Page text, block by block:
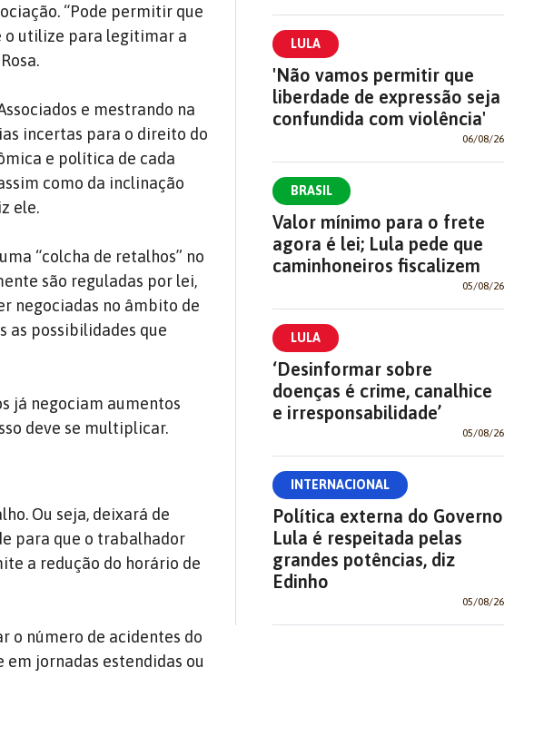
“Pode permitir que
o utilize para legitimar a
e mestrando na
incertas para o direito do
e política de cada
como da inclinação
ele.
“colcha de retalhos” no
são reguladas por lei,
negociadas no âmbito de
as possibilidades que
já negociam aumentos
deve se multiplicar.
Ou seja, deixará de
para que o trabalhador
a redução do horário de
o número de acidentes do
jornadas estendidas ou
LULA
'Não vamos permitir que
liberdade de expressão seja
confundida com violência'
06/08/26
BRASIL
Valor mínimo para o frete
agora é lei; Lula pede que
caminhoneiros fiscalizem
05/08/26
LULA
‘Desinformar sobre
doenças é crime, canalhice
e irresponsabilidade’
05/08/26
INTERNACIONAL
Política externa do Governo
Lula é respeitada pelas
grandes potências, diz
Edinho
05/08/26